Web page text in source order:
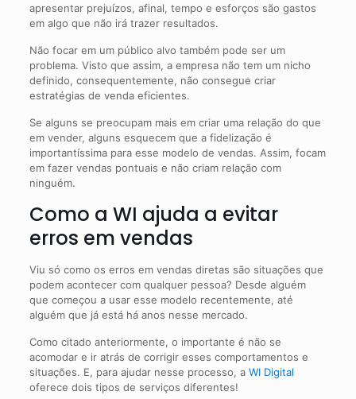
apresentar prejuízos, afinal, tempo e esforços são gastos
em algo que não irá trazer resultados.
Não focar em um público alvo também pode ser um
problema. Visto que assim, a empresa não tem um nicho
definido, consequentemente, não consegue criar
estratégias de venda eficientes.
Se alguns se preocupam mais em criar uma relação do que
em vender, alguns esquecem que a fidelização é
importantíssima para esse modelo de vendas. Assim, focam
em fazer vendas pontuais e não criam relação com
ninguém.
Como a WI ajuda a evitar
erros em vendas
Viu só como os erros em vendas diretas são situações que
podem acontecer com qualquer pessoa? Desde alguém
que começou a usar esse modelo recentemente, até
alguém que já está há anos nesse mercado.
Como citado anteriormente, o importante é não se
acomodar e ir atrás de corrigir esses comportamentos e
situações. E, para ajudar nesse processo, a WI Digital
oferece dois tipos de serviços diferentes!